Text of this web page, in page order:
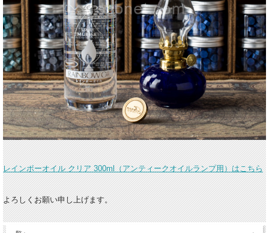
レインボーオイル クリア 300ml（アンティークオイルランプ用）はこちら
よろしくお願い申し上げます。